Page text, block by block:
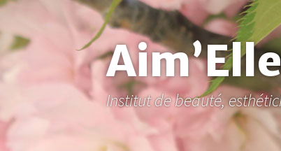
Aller
contenu
Institut de beauté,